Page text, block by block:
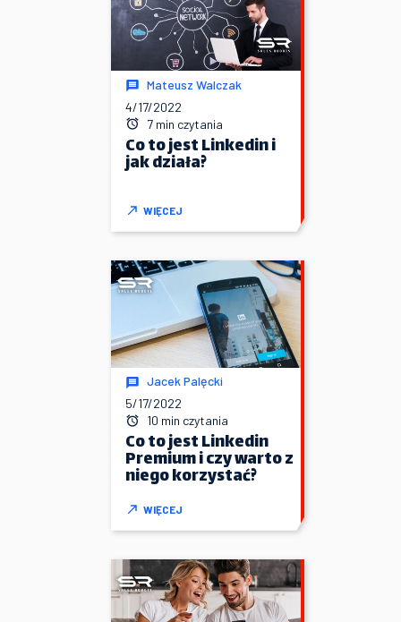
Mateusz Walczak
4/17/2022
7 min czytania
Co to jest Linkedin i
jak działa?
WIĘCEJ
Jacek Palęcki
5/17/2022
10 min czytania
Co to jest Linkedin
Premium i czy warto z
niego korzystać?
WIĘCEJ